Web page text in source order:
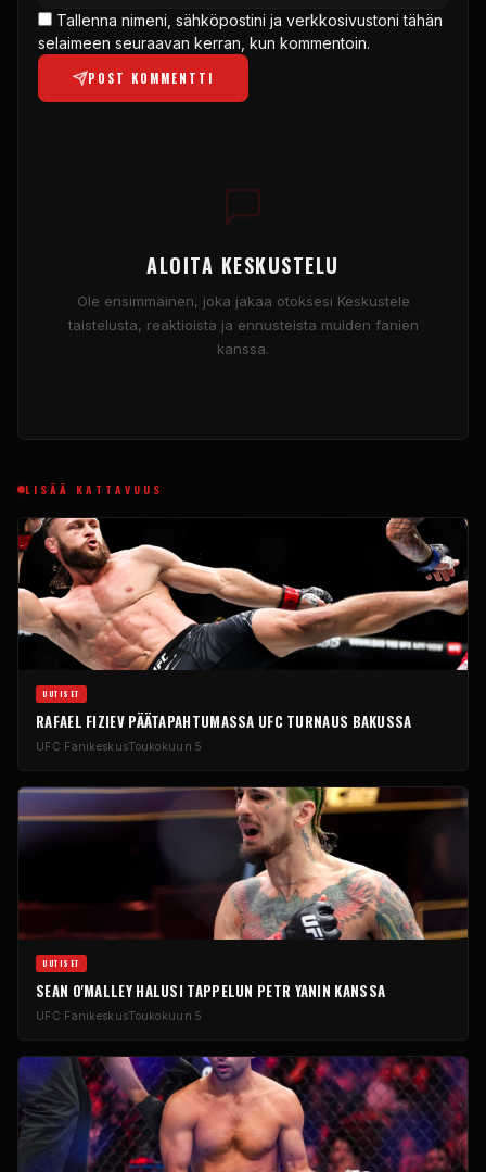
Tallenna nimeni, sähköpostini ja verkkosivustoni tähän
selaimeen seuraavan kerran, kun kommentoin.
POST KOMMENTTI
ALOITA KESKUSTELU
Ole ensimmäinen, joka jakaa otoksesi Keskustele
taistelusta, reaktioista ja ennusteista muiden fanien
kanssa.
LISÄÄ KATTAVUUS
UUTISET
RAFAEL FIZIEV PÄÄTAPAHTUMASSA UFC TURNAUS BAKUSSA
UFC FanikeskusToukokuun 5
UUTISET
SEAN O'MALLEY HALUSI TAPPELUN PETR YANIN KANSSA
UFC FanikeskusToukokuun 5